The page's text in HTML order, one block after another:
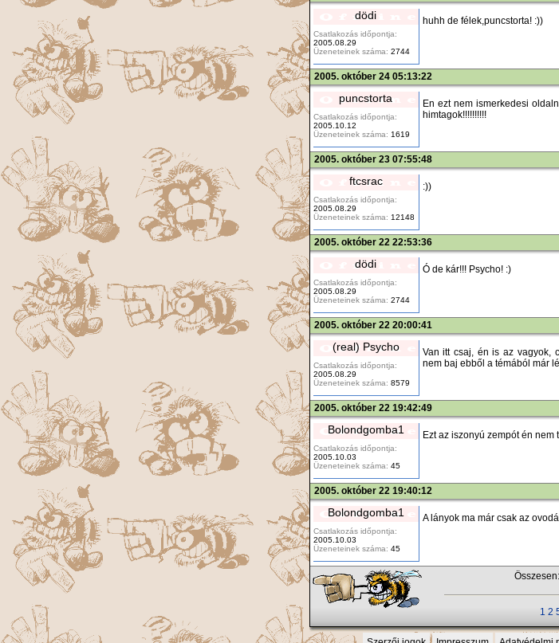
dödi
Csatlakozás időpontja:
2005.08.29
Üzeneteinek száma: 2744
huhh de félek,puncstorta! :))
2005. október 24 05:13:22
puncstorta
Csatlakozás időpontja:
2005.10.12
Üzeneteinek száma: 1619
En ezt nem ismerkedesi
himtagok!!!!!!!!!!
2005. október 23 07:55:48
ftcsrac
Csatlakozás időpontja:
2005.08.29
Üzeneteinek száma: 12148
:))
2005. október 22 22:53:36
dödi
Csatlakozás időpontja:
2005.08.29
Üzeneteinek száma: 2744
Ó de kár!!! Psycho! :)
2005. október 22 20:00:41
(real) Psycho
Csatlakozás időpontja:
2005.08.29
Üzeneteinek száma: 8579
Van itt csaj, én is az vagyok,
nem baj ebből a témából már
2005. október 22 19:42:49
Bolondgomba1
Csatlakozás időpontja:
2005.10.03
Üzeneteinek száma: 45
Ezt az iszonyú zempót én nem
2005. október 22 19:40:12
Bolondgomba1
Csatlakozás időpontja:
2005.10.03
Üzeneteinek száma: 45
A lányok ma már csak az
1 2